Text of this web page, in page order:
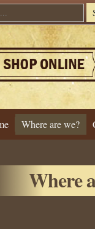
Where are we?
Where